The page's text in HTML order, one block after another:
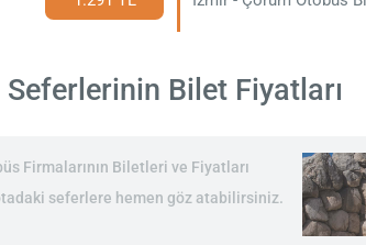
Bilet Fiyatları
Firmalarının Biletleri ve Fiyatları
seferlere hemen göz atabilirsiniz.